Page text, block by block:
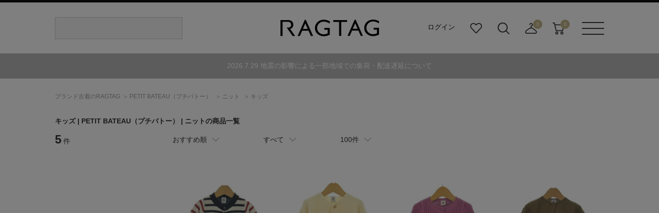
ログイン
り
ダ
0
寄
0
2026.7.29 地震の影響による一部地域での集荷・配送遅延について
ブランド古着のRAGTAG PETIT BATEAU （プチバトー） ニット キッズ
キッズ | PETIT BATEAU （プチバトー） | ニットの商品一覧
5 件 おすすめ順 すべて 100件